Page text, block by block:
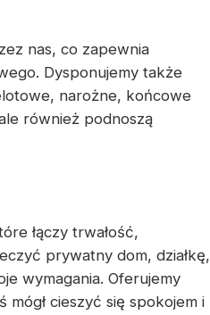
nas, co zapewnia
Dysponujemy także
narożne, końcowe
również podnoszą
łączy trwałość,
prywatny dom, działkę,
wymagania. Oferujemy
cieszyć się spokojem i